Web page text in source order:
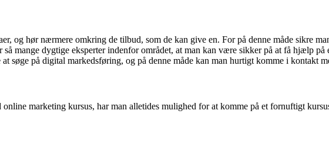
og hør nærmere omkring de tilbud, som de kan give en. For på denne måde sikre
mange dygtige eksperter indenfor området, at man kan være sikker på at få hjælp
søge på digital markedsføring, og på denne måde kan man hurtigt komme i kontakt
marketing kursus, har man alletides mulighed for at komme på et fornuftigt